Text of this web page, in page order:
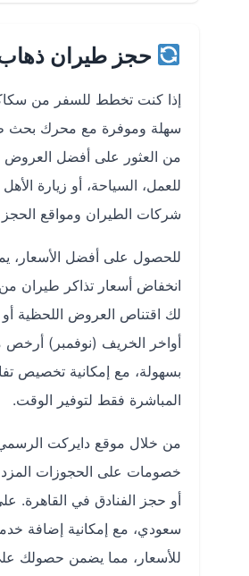
حجز طيران ذهاب
إذا كنت تخطط للسفر من
للعمل، السياحة، أو زيارة
شركات الطيران ومواقع
للحصول على أفضل الأسعار،
انخفاض أسعار تذاكر طيران من
لك اقتناص العروض اللحظية
أواخر الخريف (نوفمبر) أرخص
بسهولة، مع إمكانية تخصيص
المباشرة فقط لتوفير الوقت.
من خلال موقع دايركت
خصومات على الحجوزات
سعودي، مع إمكانية إضافة
للأسعار، مما يضمن حصولك